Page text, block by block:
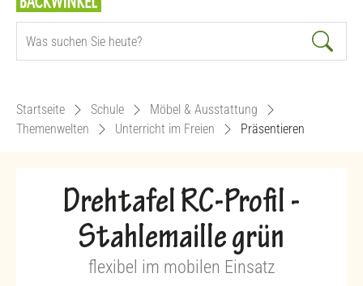
Startseite Schule
Möbel & Ausstattung
Themenwelten
Unterricht im Freien Präsentieren
Drehtafel RC-Profil -
Stahlemaille grün
flexibel im mobilen Einsatz